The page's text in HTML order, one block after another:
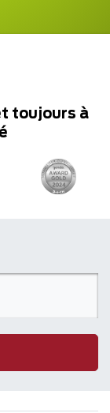
toujours à